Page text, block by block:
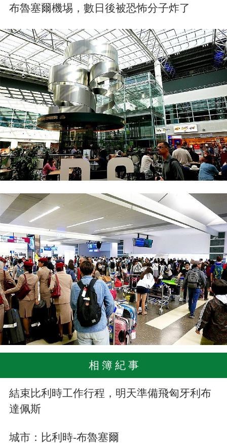
布魯塞爾機埸，數日後被恐怖分子炸了
相 簿 紀 事
結束比利時工作行程，明天準備飛匈牙利布
達佩斯
城市：比利時-布魯塞爾